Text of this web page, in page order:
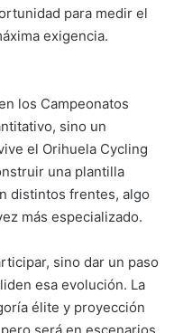
para medir el
exigencia.
los Campeonatos
sino un
el Orihuela Cycling
una plantilla
distintos frentes, algo
más especializado.
sino dar un paso
esa evolución. La
élite y proyección
será en escenarios